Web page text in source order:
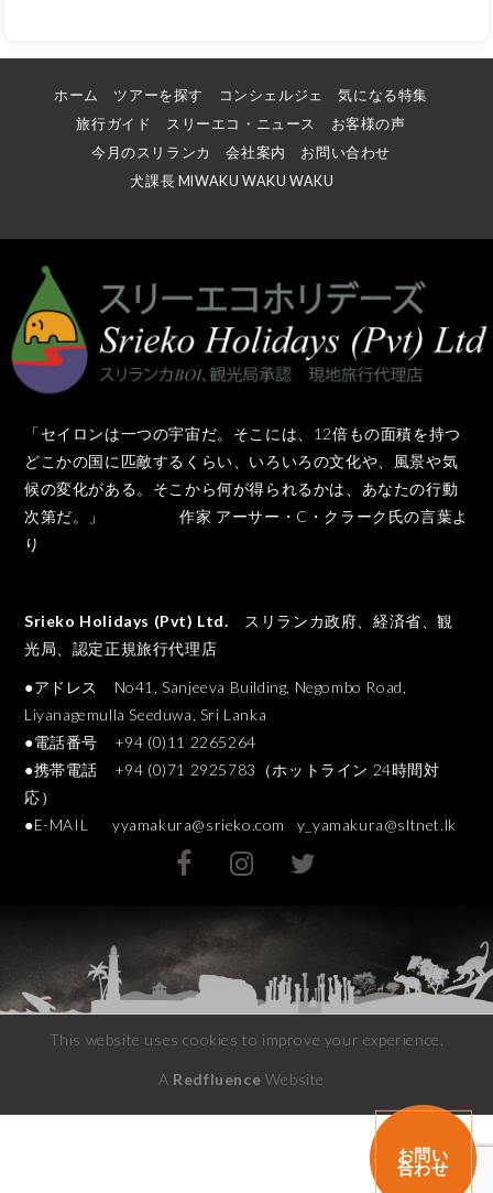
お問い
合わせ
ホーム ツアーを探す コンシェルジェ
気になる特集
旅行ガイド
スリーエコ・ニュース
お客様の声
今月のスリランカ
会社案内
お問い合わせ
犬課長 MIWAKU WAKU WAKU
「セイロンは一つの宇宙だ。そこには、12倍もの面積を持つ
どこかの国に匹敵するくらい、いろいろの文化や、風景や気
候の変化がある。そこから何が得られるかは、あなたの行動
次第だ。」 作家 アーサー・C・クラーク氏の言葉よ
り
Srieko Holidays (Pvt) Ltd. スリランカ政府、経済省、観
光局、認定正規旅行代理店
●アドレス No41, Sanjeeva Building, Negombo Road,
Liyanagemulla Seeduwa, Sri Lanka
●電話番号 +94 (0)11 2265264
●携帯電話 +94 (0)71 2925783（ホットライン 24時間対
応）
●E-MAIL yyamakura@srieko.com y_yamakura@sltnet.lk
This website uses cookies to improve your experience.
A Redfluence Website